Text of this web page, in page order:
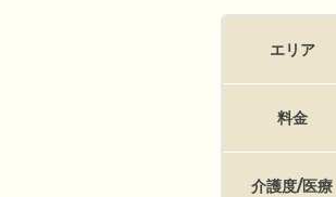
エリア
料金
介護度/医療